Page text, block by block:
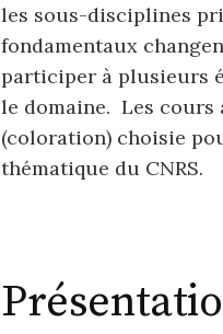
les sous-disciplines
fondamentaux
participer à plusieurs
le domaine. Les
(coloration) choisie
thématique du CNRS.